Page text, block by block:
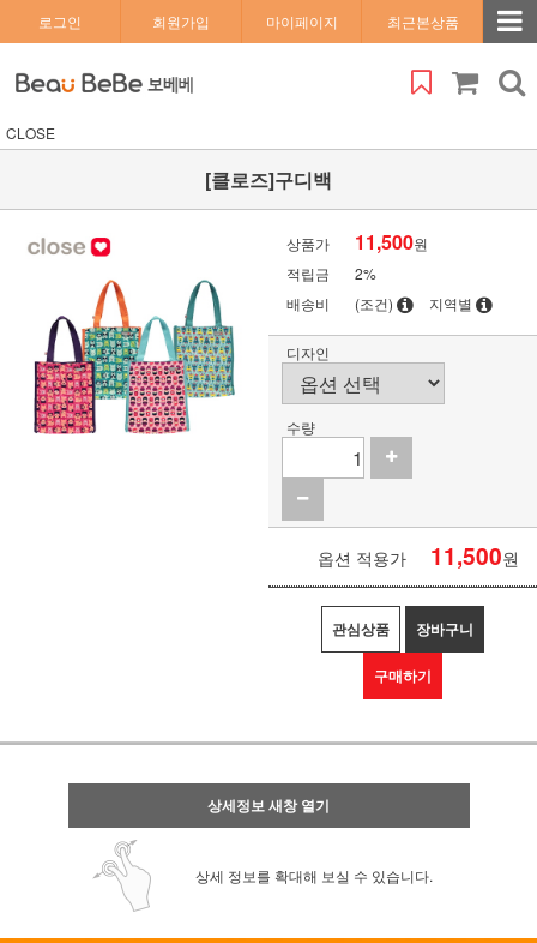
로그인 회원가입 마이페이지 최근본상품
CLOSE
[클로즈]구디백
상품가 11,500원
적립금
2%
배송비
(조건) 지역별
디자인
수량
옵션 적용가 11,500원
관심상품 장바구니
구매하기
상세정보 새창 열기
상세 정보를 확대해 보실 수 있습니다.